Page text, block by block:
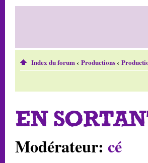
Index du forum‹ Productions‹
EN
Modérateur: cé